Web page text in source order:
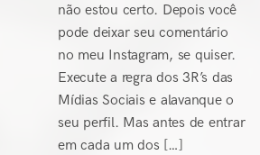
não estou certo. Depois você
pode deixar seu comentário
no meu Instagram, se quiser.
Execute a regra dos 3R’s das
Mídias Sociais e alavanque o
seu perfil. Mas antes de entrar
em cada um dos […]